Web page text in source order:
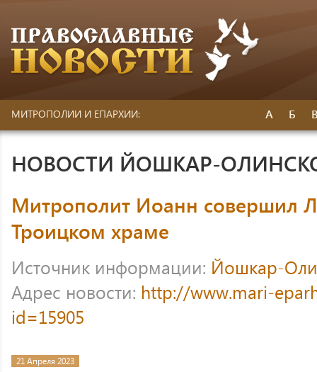
МИТРОПОЛИИ И ЕПАРХИИ: А Б
НОВОСТИ ЙОШКАР-
Митрополит Иоанн совершил
Троицком храме
Источник информации: Йошкар-
Адрес новости: http://www.mari-
id=15905
21 Апреля 2023